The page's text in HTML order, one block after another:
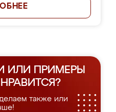
ИЛИ ПРИМЕРЫ
также или